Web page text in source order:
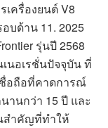
เครื่องยนต์ V8
บด้าน 11. 2025
รุ่นปี 2568
นอเรชั่นปัจจุบัน ที่
ชื่อถือที่คาดการณ์
านกว่า 15 ปี และ
สำคัญที่ทำให้